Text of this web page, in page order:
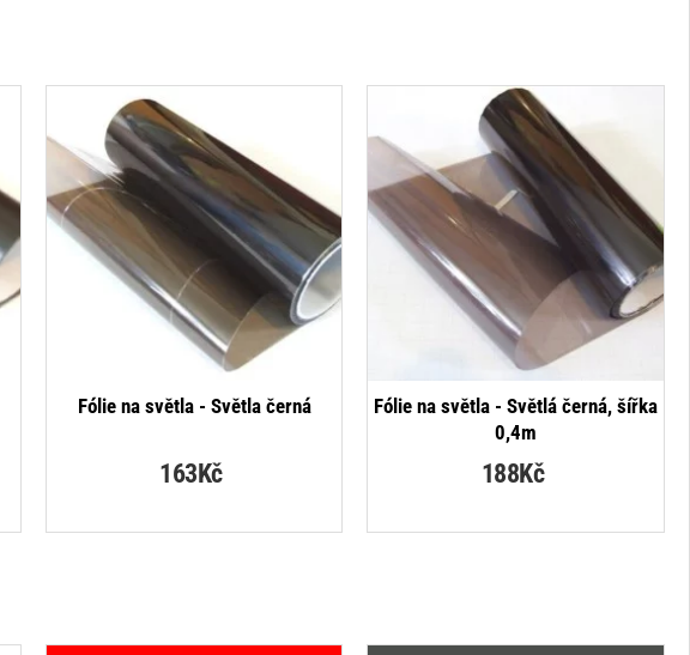
NEJPRODÁVANĚJŠÍ
Fólie na světla - Světla černá
163Kč
NEJPRODÁVANĚJŠÍ
Fólie na světla - Světlá černá, šířka
0,4m
188Kč